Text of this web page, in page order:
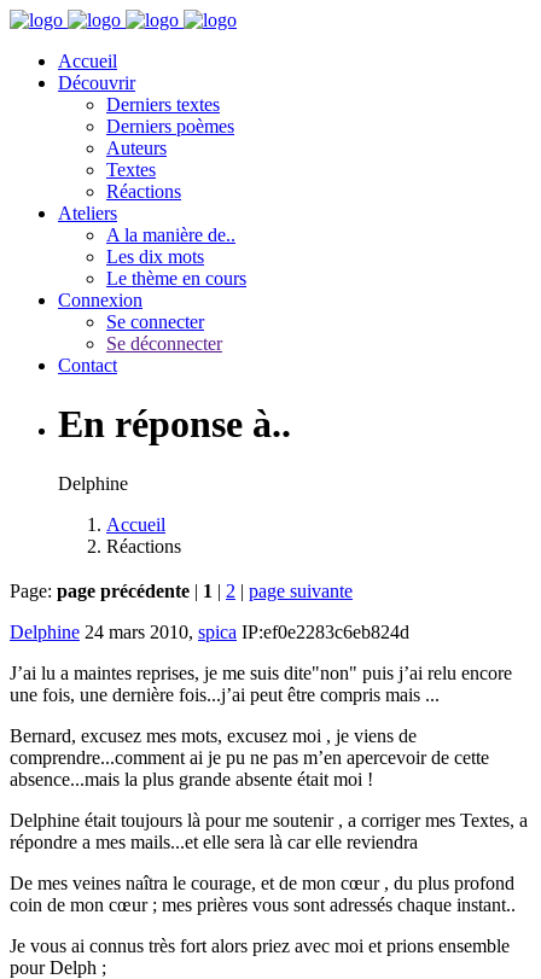
Accueil
Découvrir
Derniers textes
Derniers poèmes
Auteurs
Textes
Réactions
Ateliers
A la manière de..
Les dix mots
Le thème en cours
Connexion
Se connecter
Se déconnecter
Contact
En réponse à..
Delphine
Accueil
Réactions
Page: page précédente | 1 | 2 | page suivante
Delphine 24 mars 2010, spica IP:ef0e2283c6eb824d
J’ai lu a maintes reprises, je me suis dite"non" puis j’ai relu encore
une fois, une dernière fois...j’ai peut être compris mais ...
Bernard, excusez mes mots, excusez moi , je viens de
comprendre...comment ai je pu ne pas m’en apercevoir de cette
absence...mais la plus grande absente était moi !
Delphine était toujours là pour me soutenir , a corriger mes Textes, a
répondre a mes mails...et elle sera là car elle reviendra
De mes veines naîtra le courage, et de mon cœur , du plus profond
coin de mon cœur ; mes prières vous sont adressés chaque instant..
Je vous ai connus très fort alors priez avec moi et prions ensemble
pour Delph ;